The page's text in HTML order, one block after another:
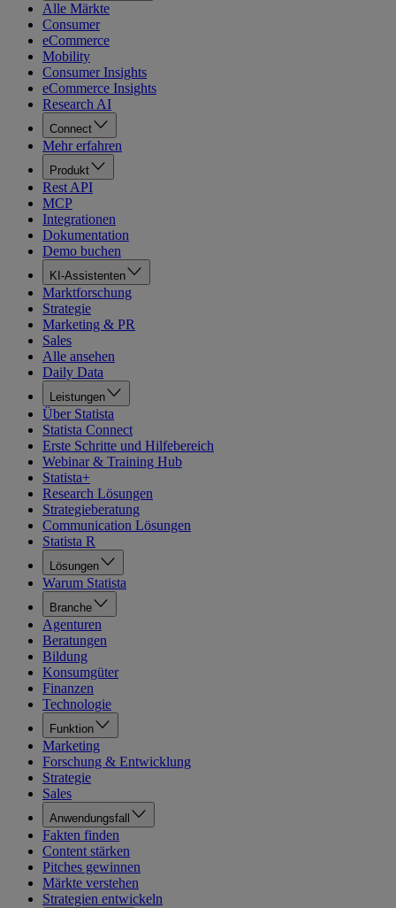
Alle Märkte
Consumer
eCommerce
Mobility
Consumer Insights
eCommerce Insights
Research AI
Connect
Mehr erfahren
Produkt
Rest API
MCP
Integrationen
Dokumentation
Demo buchen
KI-Assistenten
Marktforschung
Strategie
Marketing & PR
Sales
Alle ansehen
Daily Data
Leistungen
Über Statista
Statista Connect
Erste Schritte und Hilfebereich
Webinar & Training Hub
Statista+
Research Lösungen
Strategieberatung
Communication Lösungen
Statista R
Lösungen
Warum Statista
Branche
Agenturen
Beratungen
Bildung
Konsumgüter
Finanzen
Technologie
Funktion
Marketing
Forschung & Entwicklung
Strategie
Sales
Anwendungsfall
Fakten finden
Content stärken
Pitches gewinnen
Märkte verstehen
Strategien entwickeln